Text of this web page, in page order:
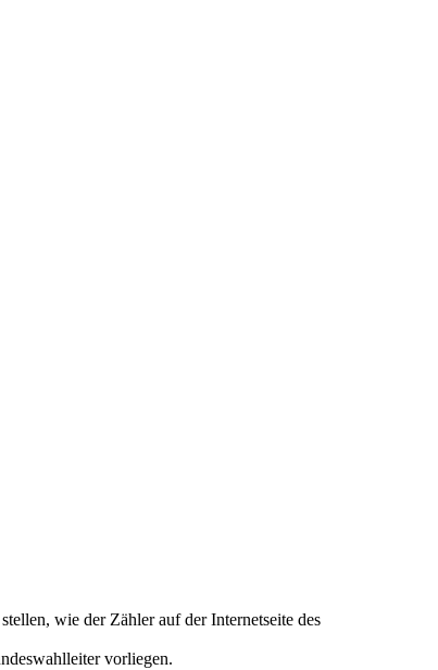
wie der Zähler auf der Internetseite des
vorliegen.